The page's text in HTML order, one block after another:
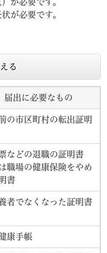
が必要です。
が必要です。
る
届出に必要なもの
の市区町村の転出証明
などの退職の証明書
職場の健康保険をやめ
書
者でなくなった証明書
康手帳